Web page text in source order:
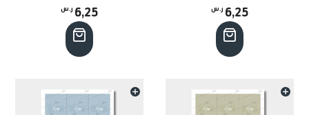
6,25 ر.س 6,25 ر.س